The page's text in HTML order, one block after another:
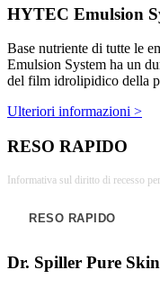
HYTEC Emulsion
Base nutriente di tutte le
Emulsion System ha un
del film idrolipidico della
Ulteriori informazioni >
RESO RAPIDO
Informativa sul diritto di recesso
RESO RAPIDO
Dr. Spiller Pure